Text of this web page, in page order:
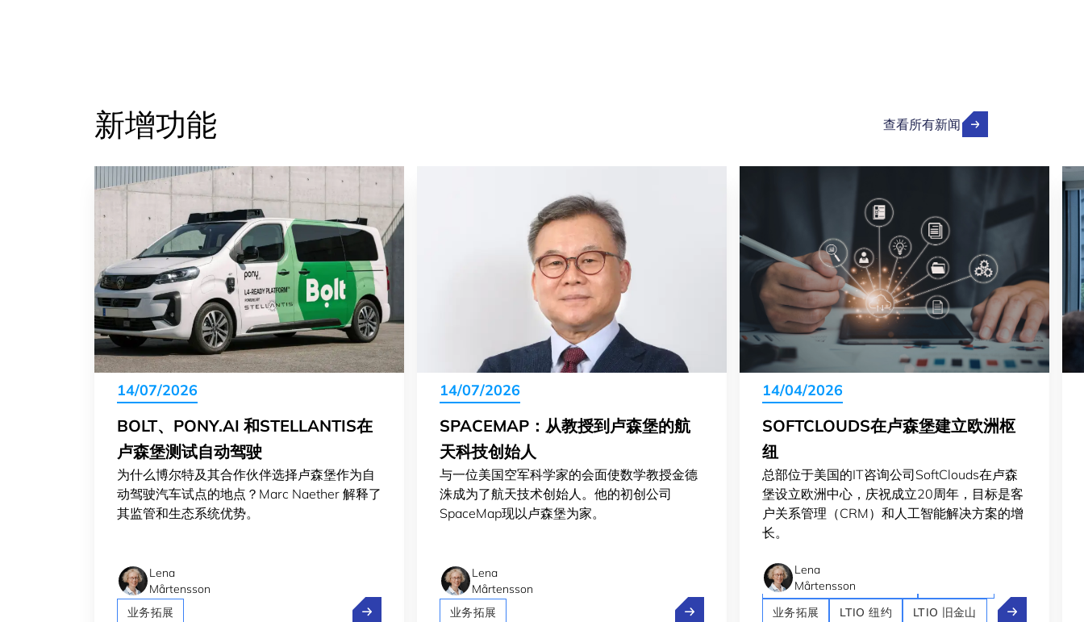
新增功能 查看所有新闻
14/07/2026
BOLT、PONY.AI 和STELLANTIS在
卢森堡测试自动驾驶
为什么博尔特及其合作伙伴选择卢森堡作为自
动驾驶汽车试点的地点？Marc Naether 解释了
其监管和生态系统优势。
Lena
Mårtensson
业务拓展
Bolt、Pony.ai 和Stellantis在卢森堡测试自动驾驶
14/07/2026
SPACEMAP：从教授到卢森堡的航
天科技创始人
与一位美国空军科学家的会面使数学教授金德
洙成为了航天技术创始人。他的初创公司
SpaceMap现以卢森堡为家。
Lena
Mårtensson
业务拓展
SpaceMap：从教授到卢森堡的航天科技创始人
14/04/2026
SOFTCLOUDS在卢森堡建立欧洲枢
纽
总部位于美国的IT咨询公司SoftClouds在卢森
堡设立欧洲中心，庆祝成立20周年，目标是客
户关系管理（CRM）和人工智能解决方案的增
长。
Lena
Mårtensson
业务拓展
LTIO 纽约 LTIO 旧金山
Artificial intelligence (AI)
SoftClouds在